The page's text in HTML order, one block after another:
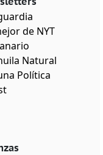
de NYT
Natural
Política